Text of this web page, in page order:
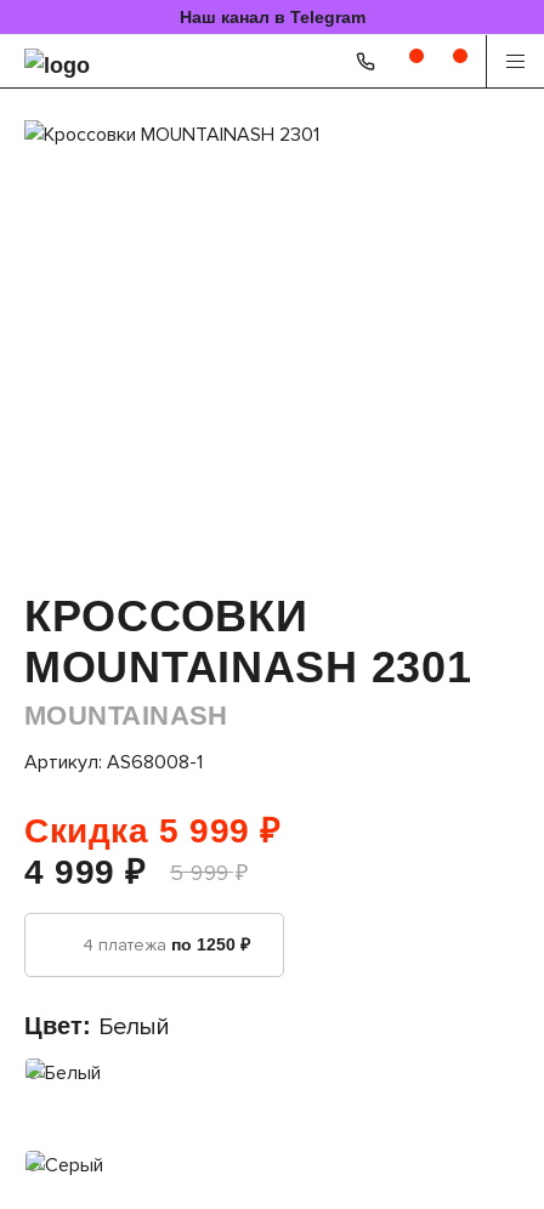
Наш канал в Telegram
КРОССОВКИ
MOUNTAINASH 2301
MOUNTAINASH
Артикул: AS68008-1
Скидка 5 999 ₽
4 999 ₽
5 999 ₽
4 платежа по 1250 ₽
Цвет: Белый